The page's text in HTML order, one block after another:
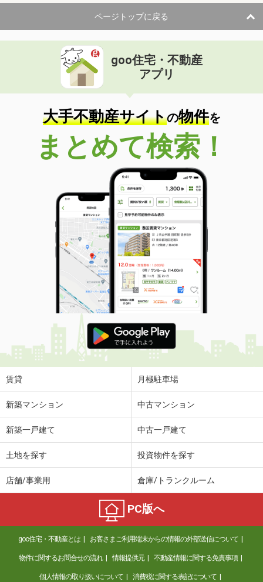
専有面積 30m²
間取り
1K
京都府京都市右京区西院東淳和院町
価 格
住 所
京都府京都市右京区西院東淳和院町
専有面積 22.88m²
間取り
1K
京都府京都市右京区嵯峨天龍寺北造路町
価 格
17.50万円
京都府京都市右京区嵯峨天龍寺北造路
町
専有面積 70.2m²
間取り
3LDK
京都府京都市右京区太秦開日町
価 格
8.40万円
住 所
京都府京都市右京区太秦開日町
専有面積 64.8m²
間取り
2LDK
京都府京都市南区吉祥院中河原里北町
価 格
5万円
住 所
京都府京都市南区吉祥院中河原里北町
京都府京都市南区西九条池ノ内町
12.80万円
京都府京都市南区西九条池ノ内町
京都府京都市山科区竹鼻外田町
価 格
5万円
住 所
京都府京都市山科区竹鼻外田町
間取り
2DK
ページトップに戻る
goo住宅・不動産
アプリ
大手不動産サイトの物件を
まとめて検索！
賃貸 月極駐車場
新築マンション 中古マンション
新築一戸建て 中古一戸建て
土地を探す 投資物件を探す
店舗/事業用 倉庫/トランクルーム
PC版へ
goo住宅・不動産とは お客さまご利用端末からの情報の外部送信について
物件に関するお問合せの流れ 情報提供元 不動産情報に関する免責事項
個人情報の取り扱いについて 消費税に関する表記について